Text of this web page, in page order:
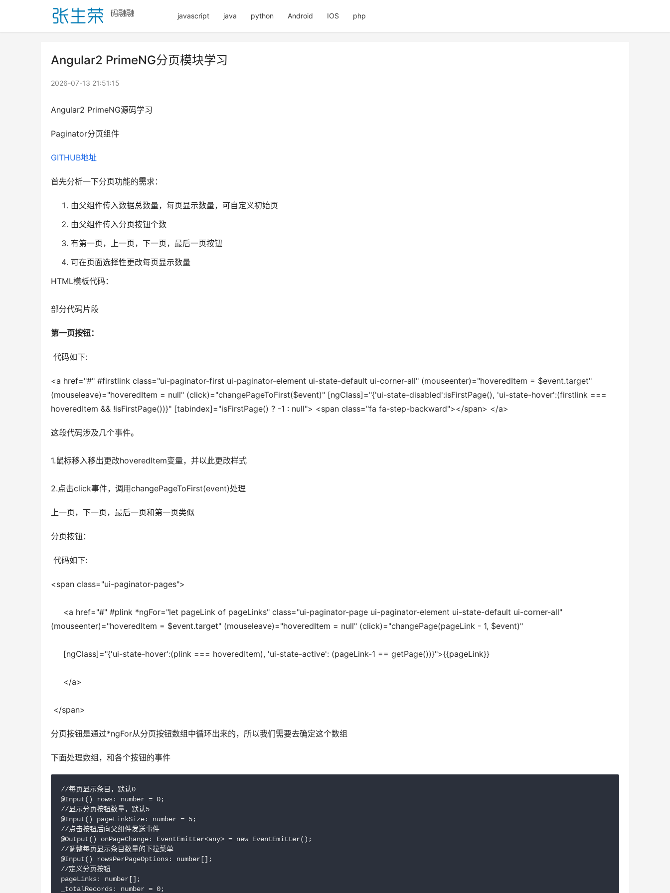
javascript java python Android IOS php
Angular2 PrimeNG分页模块学习
2026-07-13 21:51:15
Angular2 PrimeNG源码学习
Paginator分页组件
GITHUB地址
首先分析一下分页功能的需求：
由父组件传入数据总数量，每页显示数量，可自定义初始页
由父组件传入分页按钮个数
有第一页，上一页，下一页，最后一页按钮
可在页面选择性更改每页显示数量
HTML模板代码：
部分代码片段
第一页按钮：
代码如下:
<a href="#" #firstlink class="ui-paginator-first ui-paginator-element ui-state-default ui-corner-all" (mouseenter)="hoveredItem = $event.target"
(mouseleave)="hoveredItem = null" (click)="changePageToFirst($event)" [ngClass]="{'ui-state-disabled':isFirstPage(), 'ui-state-hover':(firstlink ===
hoveredItem && !isFirstPage())}" [tabindex]="isFirstPage() ? -1 : null"> <span class="fa fa-step-backward"></span> </a>
这段代码涉及几个事件。
1.鼠标移入移出更改hoveredItem变量，并以此更改样式
2.点击click事件，调用changePageToFirst(event)处理
上一页，下一页，最后一页和第一页类似
分页按钮：
代码如下:
<span class="ui-paginator-pages">
<a href="#" #plink *ngFor="let pageLink of pageLinks" class="ui-paginator-page ui-paginator-element ui-state-default ui-corner-all"
(mouseenter)="hoveredItem = $event.target" (mouseleave)="hoveredItem = null" (click)="changePage(pageLink - 1, $event)"
[ngClass]="{'ui-state-hover':(plink === hoveredItem), 'ui-state-active': (pageLink-1 == getPage())}">{{pageLink}}
</a>
</span>
分页按钮是通过*ngFor从分页按钮数组中循环出来的，所以我们需要去确定这个数组
下面处理数组，和各个按钮的事件
//每页显示条目，默认0
@Input() rows: number = 0;
//显示分页按钮数量，默认5
@Input() pageLinkSize: number = 5;
//点击按钮后向父组件发送事件
@Output() onPageChange: EventEmitter<any> = new EventEmitter();
//调整每页显示条目数量的下拉菜单
@Input() rowsPerPageOptions: number[];
//定义分页按钮
pageLinks: number[];
_totalRecords: number = 0;